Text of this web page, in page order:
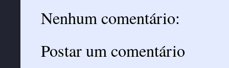
Nenhum comentário:
Postar um comentário